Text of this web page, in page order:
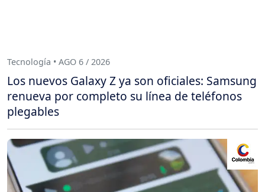
Tecnología • AGO 6 / 2026
Los nuevos Galaxy Z ya son oficiales: Samsung
renueva por completo su línea de teléfonos
plegables